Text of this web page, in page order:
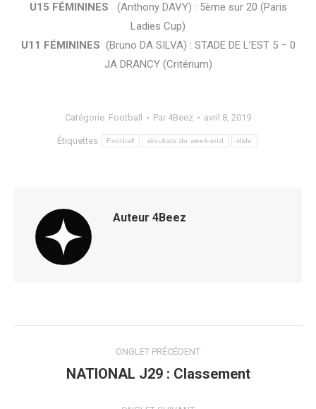
U15 FÉMININES
(Anthony DAVY) : 5ème sur 20 (Paris
Ladies Cup)
U11 FÉMININES (Bruno DA SILVA) : STADE DE L’EST 5 – 0
JA DRANCY (Critérium)
Catégorie Football Par 4Beez avril 8, 2019
Étiquettes Football résultats du week-end slide
Auteur 4Beez
commentaire
ONGLET PRÉCÉDENT
Onglet
NATIONAL J29 : Classement